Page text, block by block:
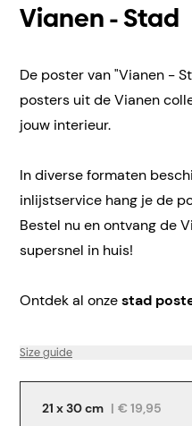
Vianen - Stad
De poster van "Vianen -
posters uit de Vianen
jouw interieur.
In diverse formaten
inlijstservice hang je de
Bestel nu en ontvang de
supersnel in huis!
Ontdek al onzestad
Size guide
21 x 30 cm | € 19,95